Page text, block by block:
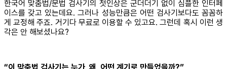
한국어 맞춤법/문법 검사기의 첫인상은 군더더기 없이 심플한 인터페
이스를 갖고 있는데요. 그러나 성능만큼은 어떤 검사기보다도 꼼꼼하
게 교정해 주죠. 거기다 무료로 이용할 수 있고요. 그런데 혹시 이런 생
각은 안 해보셨나요?